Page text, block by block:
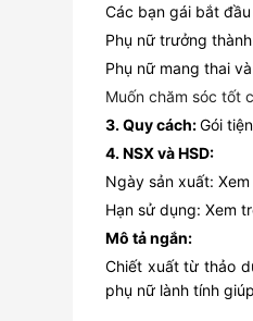
Các bạn gái bắt
Phụ nữ trưởng
Phụ nữ mang thai
Muốn chăm sóc tốt
3. Quy cách:Gói
4. NSX và HSD:
Ngày sản xuất:
Hạn sử dụng: Xem
Mô tả ngắn:
Chiết xuất từ thảo
phụ nữ lành tính